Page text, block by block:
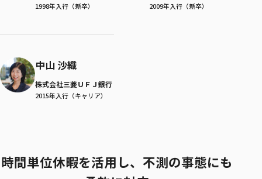
1998年入行（新卒） 2009年入行（新卒）
中山 沙織
株式会社三菱ＵＦＪ銀行
2015年入行（キャリア）
時間単位休暇を活用し、不測の事態にも